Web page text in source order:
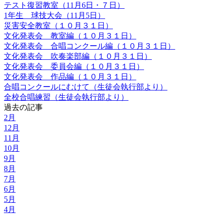
テスト復習教室（11月6日・７日）
1年生 球技大会（11月5日）
災害安全教室（１０月３１日）
文化発表会 教室編（１０月３１日）
文化発表会 合唱コンクール編（１０月３１日）
文化発表会 吹奏楽部編（１０月３１日）
文化発表会 委員会編（１０月３１日）
文化発表会 作品編（１０月３１日）
合唱コンクールにむけて（生徒会執行部より）
全校合唱練習（生徒会執行部より）
過去の記事
2月
12月
11月
10月
9月
8月
7月
6月
5月
4月